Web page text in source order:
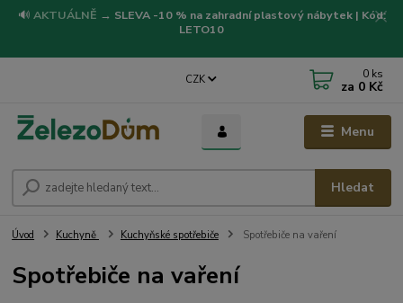
🔊 AKTUÁLNĚ → SLEVA -10 % na zahradní plastový nábytek | Kód:
LETO10
Menu
CZK
Hledat
0 ks
za 0 Kč
Úvod Kuchyně Kuchyňské spotřebiče Spotřebiče na vaření
Spotřebiče na vaření